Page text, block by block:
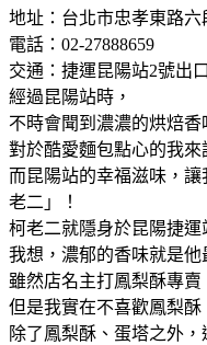
地址：台北市忠孝東路六
電話：02-27888659
交通：捷運昆陽站2號出口
經過昆陽站時，
不時會聞到濃濃的烘焙香
對於酷愛麵包點心的我來
而昆陽站的幸福滋味，
老二」！
柯老二就隱身於昆陽捷運
我想，濃郁的香味就是他
雖然店名主打鳳梨酥專賣
但是我實在不喜歡鳳梨酥
除了鳳梨酥、蛋塔之外